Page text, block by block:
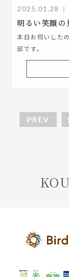
2025.01.28
明るい笑顔の
本日お伺いした
邸です。
PREV 1